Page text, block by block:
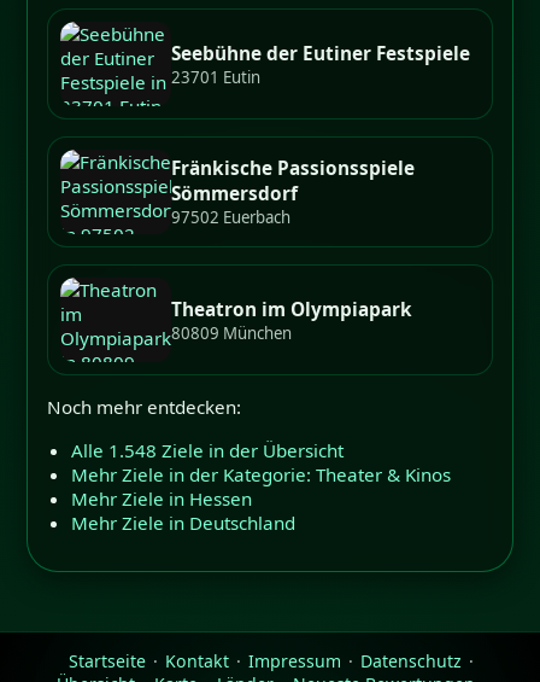
Seebühne der Eutiner Festspiele
23701 Eutin
Fränkische Passionsspiele
Sömmersdorf
97502 Euerbach
Theatron im Olympiapark
80809 München
Noch mehr entdecken:
Alle 1.548 Ziele in der Übersicht
Mehr Ziele in der Kategorie: Theater & Kinos
Mehr Ziele in Hessen
Mehr Ziele in Deutschland
Startseite · Kontakt · Impressum · Datenschutz ·